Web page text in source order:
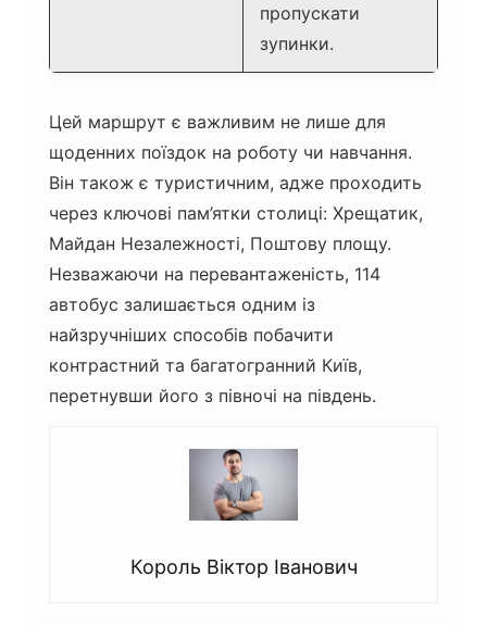
пропускати
зупинки.
Цей маршрут є важливим не лише для
щоденних поїздок на роботу чи навчання.
Він також є туристичним, адже проходить
через ключові пам’ятки столиці: Хрещатик,
Майдан Незалежності, Поштову площу.
Незважаючи на перевантаженість, 114
автобус залишається одним із
найзручніших способів побачити
контрастний та багатогранний Київ,
перетнувши його з півночі на південь.
Король Віктор Іванович